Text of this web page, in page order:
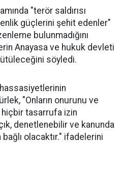
"terör saldırısı
güçlerini şehit edenler"
bulunmadığını
Anayasa ve hukuk devleti
söyledi.
"Onların onurunu ve
hiçbir tasarrufa izin
denetlenebilir ve kanunda
olacaktır." ifadelerini